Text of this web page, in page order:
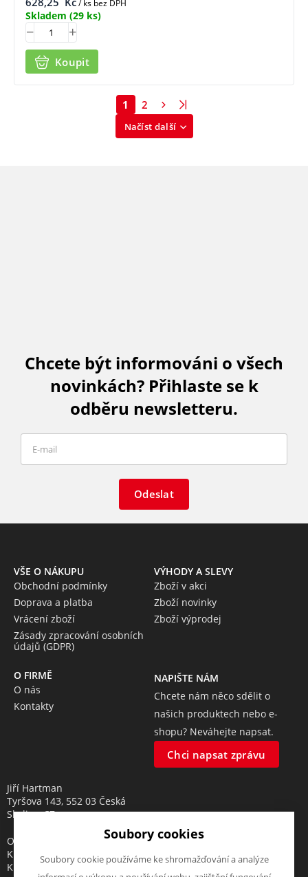
/ ks bez DPH
Skladem (29 ks)
Koupit
Načíst další
1 2
Chcete být informováni o všech
novinkách? Přihlaste se k
odběru newsletteru.
Odeslat
VŠE O NÁKUPU
Obchodní podmínky
Doprava a platba
Vrácení zboží
Zásady zpracování osobních
údajů (GDPR)
VÝHODY A SLEVY
Zboží v akci
Zboží novinky
Zboží výprodej
O FIRMĚ
O nás
Kontakty
NAPIŠTE NÁM
Chcete nám něco sdělit o
našich produktech nebo e-
shopu? Neváhejte napsat.
Chci napsat zprávu
Jiří Hartman
Tyršova 143, 552 03 Česká
Skalice, CZ
Obchodní rejstřík vedený u
Krajského soudu v Hradci
Králové, oddíl A, vložka 18553
Soubory cookies
Soubory cookie používáme ke shromažďování a analýze